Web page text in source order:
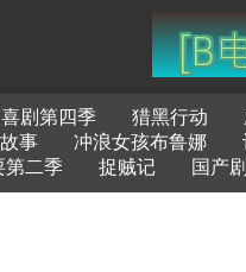
剧第四季 猎黑行动
事 冲浪女孩布鲁娜
第二季
捉贼记 国产